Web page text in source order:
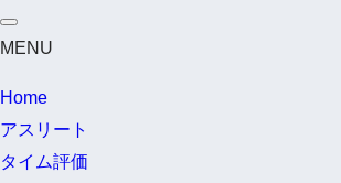
MENU
Home
アスリート
タイム評価